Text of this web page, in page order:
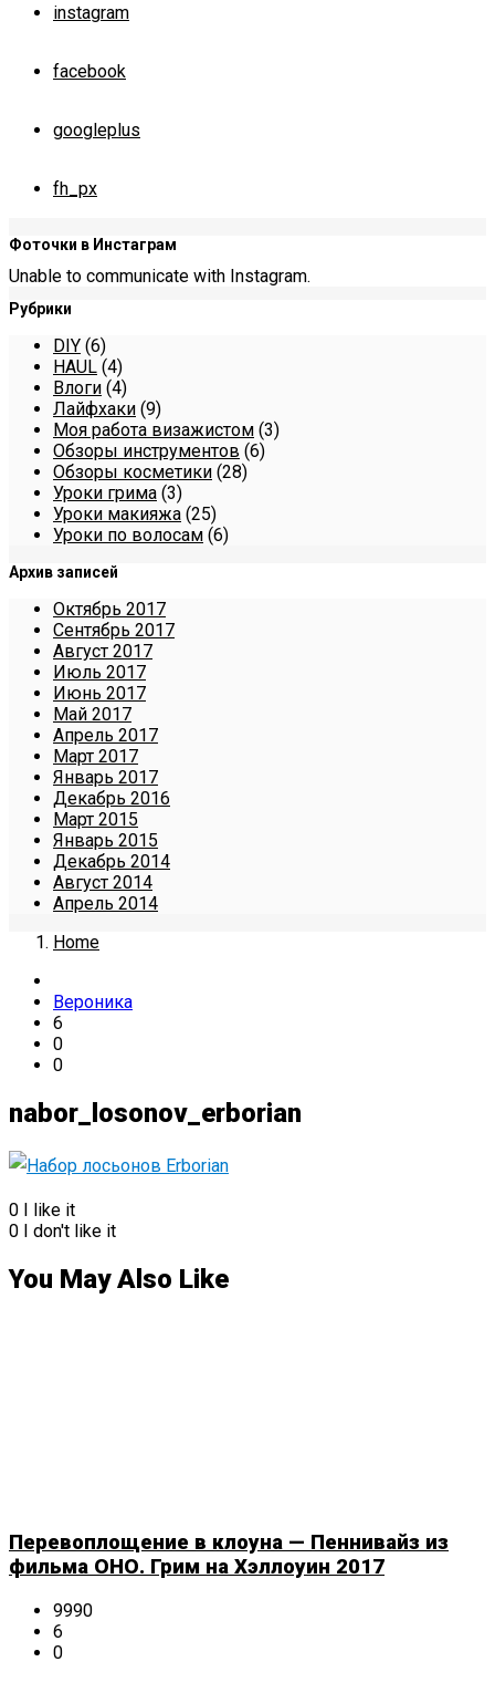
instagram
facebook
googleplus
fh_px
Фоточки в Инстаграм
Unable to communicate with Instagram.
Рубрики
DIY (6)
HAUL (4)
Влоги (4)
Лайфхаки (9)
Моя работа визажистом (3)
Обзоры инструментов (6)
Обзоры косметики (28)
Уроки грима (3)
Уроки макияжа (25)
Уроки по волосам (6)
Архив записей
Октябрь 2017
Сентябрь 2017
Август 2017
Июль 2017
Июнь 2017
Май 2017
Апрель 2017
Март 2017
Январь 2017
Декабрь 2016
Март 2015
Январь 2015
Декабрь 2014
Август 2014
Апрель 2014
Home
Вероника
6
0
0
nabor_losonov_erborian
0 I like it
0 I don't like it
You May Also Like
Перевоплощение в клоуна — Пеннивайз из
фильма ОНО. Грим на Хэллоуин 2017
9990
6
0